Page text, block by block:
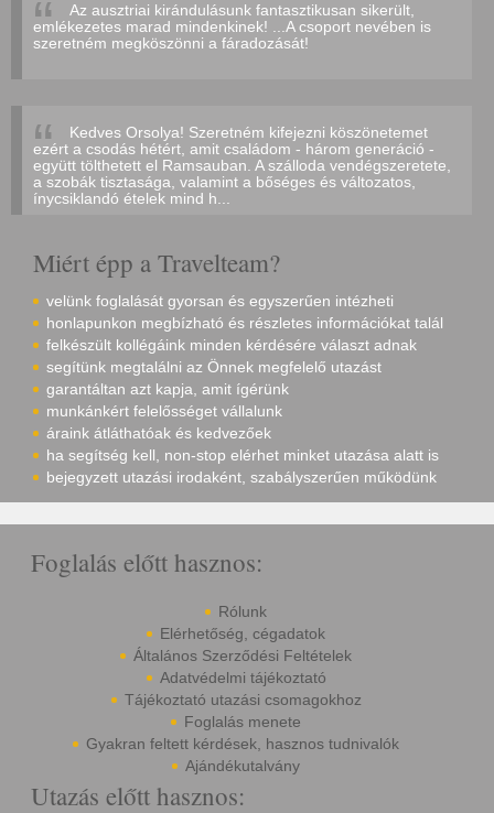
Az ausztriai kirándulásunk fantasztikusan sikerült,
emlékezetes marad mindenkinek! ...A csoport nevében is
szeretném megköszönni a fáradozását!
Kedves Orsolya! Szeretném kifejezni köszönetemet
ezért a csodás hétért, amit családom - három generáció -
együtt tölthetett el Ramsauban. A szálloda vendégszeretete,
a szobák tisztasága, valamint a bőséges és változatos,
ínycsiklandó ételek mind h...
Miért épp a Travelteam?
velünk foglalását gyorsan és egyszerűen intézheti
honlapunkon megbízható és részletes információkat talál
felkészült kollégáink minden kérdésére választ adnak
segítünk megtalálni az Önnek megfelelő utazást
garantáltan azt kapja, amit ígérünk
munkánkért felelősséget vállalunk
áraink átláthatóak és kedvezőek
ha segítség kell, non-stop elérhet minket utazása alatt is
bejegyzett utazási irodaként, szabályszerűen működünk
Foglalás előtt hasznos:
Rólunk
Elérhetőség, cégadatok
Általános Szerződési Feltételek
Adatvédelmi tájékoztató
Tájékoztató utazási csomagokhoz
Foglalás menete
Gyakran feltett kérdések, hasznos tudnivalók
Ajándékutalvány
Utazás előtt hasznos: